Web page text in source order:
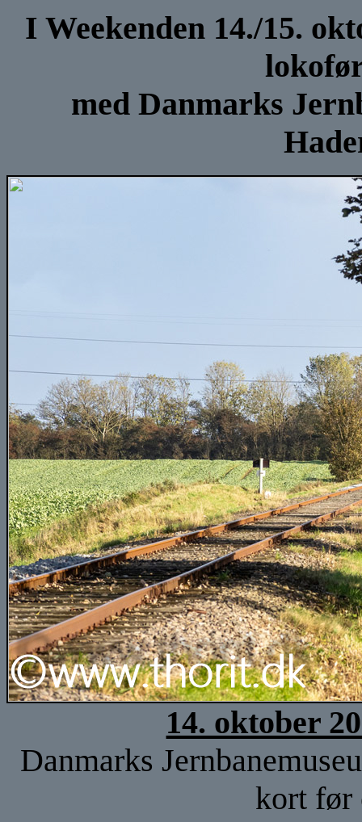
I Weekenden 14./15.
med Danmarks
14. oktober
Danmarks
kort før